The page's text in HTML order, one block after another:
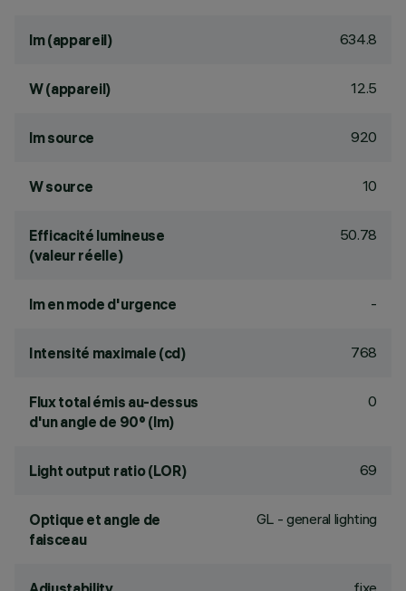
lm (appareil) 634.8
W (appareil) 12.5
lm source 920
W source 10
Efficacité lumineuse
(valeur réelle)
50.78
lm en mode d'urgence -
Intensité maximale (cd) 768
Flux total émis au-dessus
d'un angle de 90° (lm)
0
Light output ratio (LOR) 69
Optique et angle de
faisceau
GL - general lighting
fixe